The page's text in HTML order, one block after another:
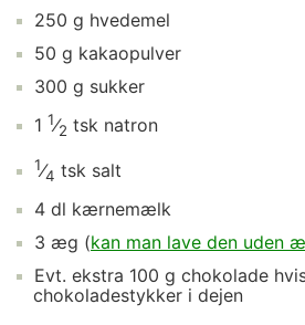
250 g hvedemel
50 g kakaopulver
300 g sukker
1 1⁄2 tsk natron
1⁄4 tsk salt
4 dl kærnemælk
3 æg (kan man lave den uden
Evt. ekstra 100 g chokolade
chokoladestykker i dejen